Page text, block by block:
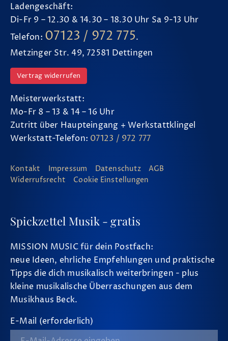
Ladengeschäft:
Di-Fr 9 – 12.30 & 14.30 – 18.30 Uhr Sa 9-13 Uhr
Telefon: 07123 / 972 775.
Metzinger Str. 49, 72581 Dettingen
Vertrag widerrufen
Meisterwerkstatt:
Mo-Fr 8 – 13 & 14 – 16 Uhr
Zutritt über Haupteingang + Werkstattklingel
Werkstatt-Telefon: 07123 / 972 777
Kontakt Impressum Datenschutz
AGB
Widerrufsrecht
Cookie Einstellungen
Spickzettel Musik - gratis
MISSION MUSIC für dein Postfach:
neue Ideen, ehrliche Empfehlungen und praktische
Tipps die dich musikalisch weiterbringen - plus
kleine musikalische Überraschungen aus dem
Musikhaus Beck.
E-Mail (erforderlich)